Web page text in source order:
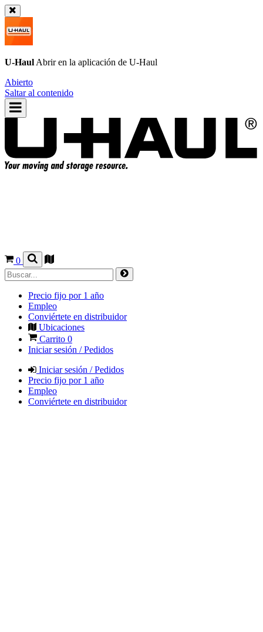
U-Haul Abrir en la aplicación de U-Haul
Abierto
Saltar al contenido
0
Precio fijo por 1 año
Empleo
Conviértete en distribuidor
Ubicaciones
Carrito 0
Iniciar sesión / Pedidos
Iniciar sesión / Pedidos
Precio fijo por 1 año
Empleo
Conviértete en distribuidor